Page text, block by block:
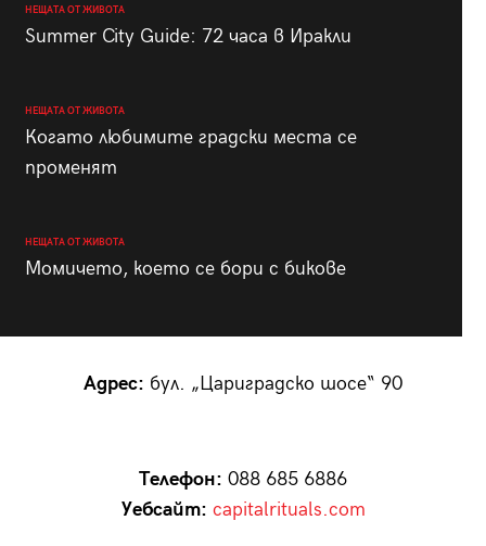
НЕЩАТА ОТ ЖИВОТА
Summer City Guide: 72 часа в Иракли
НЕЩАТА ОТ ЖИВОТА
Когато любимите градски места се
променят
НЕЩАТА ОТ ЖИВОТА
Момичето, което се бори с бикове
Адрес: бул. „Цариградско шосе“ 90
Телефон: 088 685 6886
Уебсайт: capitalrituals.com